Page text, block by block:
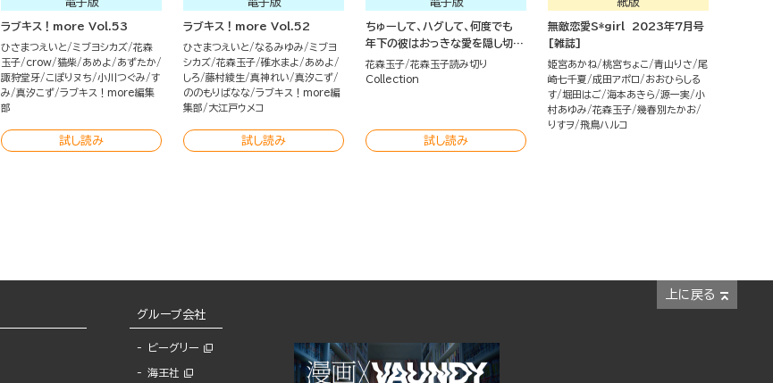
ラブキス！more Vol.53
ひさまつえいと ミブヨシカズ 花森
玉子
crow 猫柴 あめよ
あずたか
諏狩堂牙
こぽりヌち 小川つぐみ
す
み
真汐こず ラブキス！more編集
部
試し読み
ラブキス！more Vol.52
ひさまつえいと なるみゆみ
ミブヨ
シカズ 花森玉子 碓水まよ
あめよ
しろ
藤村綾生 真神れい
真汐こず
ののもりばなな ラブキス！more編
集部
大江戸ウメコ
試し読み
ちゅーして、ハグして、何度でも
年下の彼はおっきな愛を隠し切れ
ない（単話版）
花森玉子 花森玉子読み切り
Collection
試し読み
無敵恋愛S*girl 2023年7月号
[雑誌]
姫宮あかね 桃宮ちょこ 青山りさ
尾
崎七千夏
成田アポロ
おおひらしる
す 堀田はご 海本あきら 源一実 小
村あゆみ
花森玉子 幾春別たかお
りすヲ
飛鳥ハルコ
上に戻る
グループ会社
ビーグリー
海王社